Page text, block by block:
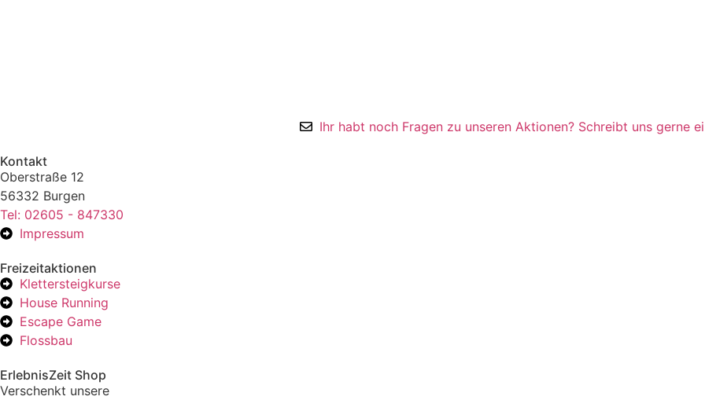
Ihr habt noch Fragen zu unseren Aktionen? Schreibt uns gerne
Kontakt
Oberstraße 12
56332 Burgen
Tel: 02605 - 847330
Impressum
Freizeitaktionen
Klettersteigkurse
House Running
Escape Game
Flossbau
ErlebnisZeit Shop
Verschenkt unsere